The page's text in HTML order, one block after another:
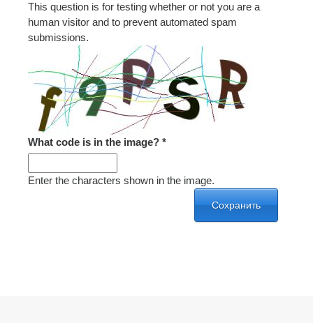
This question is for testing whether or not you are a
human visitor and to prevent automated spam
submissions.
What code is in the image? *
Enter the characters shown in the image.